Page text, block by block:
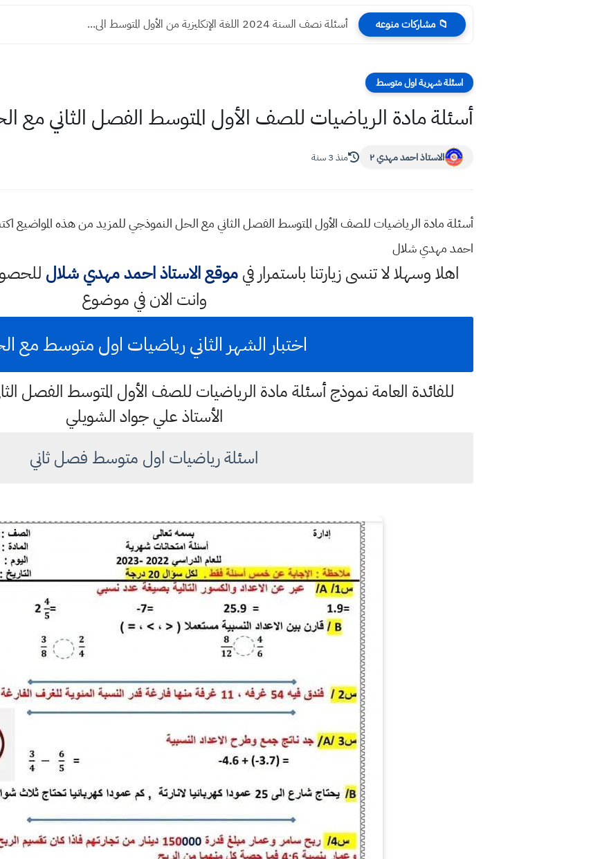
📁 مشاركات منوعه أسئلة نصف السنة 2024 اللغة الإنكليزية من الأول المتوسط الى...
اسئلة شهرية اول متوسط
أسئلة مادة الرياضيات للصف الأول المتوسط الفصل الثاني مع
الاستاذ احمد مهدي ٢ منذ 3 سنة
أسئلة مادة الرياضيات للصف الأول المتوسط الفصل الثاني مع الحل النموذجي للمزيد من هذه
احمد مهدي شلال
اهلا وسهلالا تنسى زيارتنا باستمرار فيموقع الاستاذ احمد مهدي شلال
وانت الان في موضوع
اختبار الشهر الثاني رياضيات اول متوسط مع
للفائدة العامة نموذج أسئلة مادة الرياضيات للصف الأول المتوسط الفصل
الأستاذ علي جواد الشويلي
اسئلة رياضيات اول متوسط فصل ثاني